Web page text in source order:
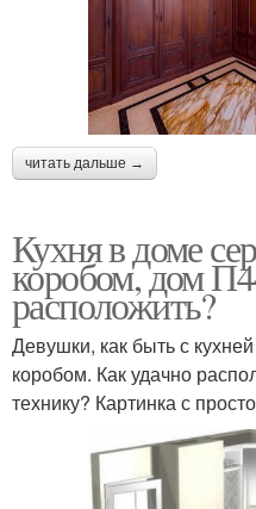
читать дальше →
Кухня в доме
коробом, дом
расположить?
Девушки, как быть с
коробом. Как удачно
технику? Картинка с